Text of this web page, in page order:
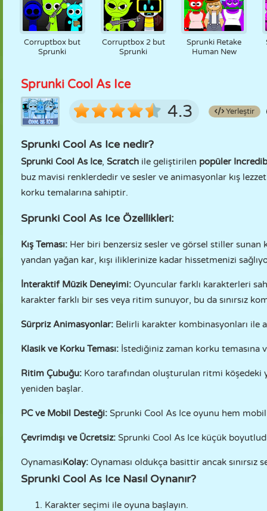
Corruptbox but
Sprunki
Corruptbox 2 but
Sprunki
Sprunki Retake
Human New
Sprunki Cool As Ice
4.3 Yerleştir
Sprunki Cool As Ice nedir?
Sprunki Cool As Ice, Scratch ile geliştirilen popüler
buz mavisi renklerdedir ve sesler ve animasyonlar kış
korku temalarına sahiptir.
Sprunki Cool As Ice Özellikleri:
Kış Teması: Her biri benzersiz sesler ve görsel stiller sunan
yandan yağan kar, kışı iliklerinize kadar hissetmenizi
İnteraktif Müzik Deneyimi: Oyuncular farklı karakterleri
karakter farklı bir ses veya ritim sunuyor, bu da sınırsız
Sürpriz Animasyonlar: Belirli karakter kombinasyonları ile
Klasik ve Korku Teması: İstediğiniz zaman korku temasına
Ritim Çubuğu: Koro tarafından oluşturulan ritmi köşedeki
yeniden başlar.
PC ve Mobil Desteği: Sprunki Cool As Ice oyunu hem
Çevrimdışı ve Ücretsiz: Sprunki Cool As Ice küçük
OynamasıKolay: Oynaması oldukça basittir ancak sınırsız
Sprunki Cool As Ice Nasıl Oynanır?
Karakter seçimi ile oyuna başlayın.